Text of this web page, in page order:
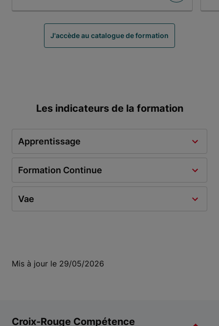
J'accède au catalogue de formation
Les indicateurs de la formation
Apprentissage
Formation Continue
Vae
Mis à jour le 29/05/2026
Croix-Rouge Compétence